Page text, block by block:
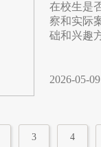
在校生是
察和实际
础和兴趣
2026-05-09
3 4